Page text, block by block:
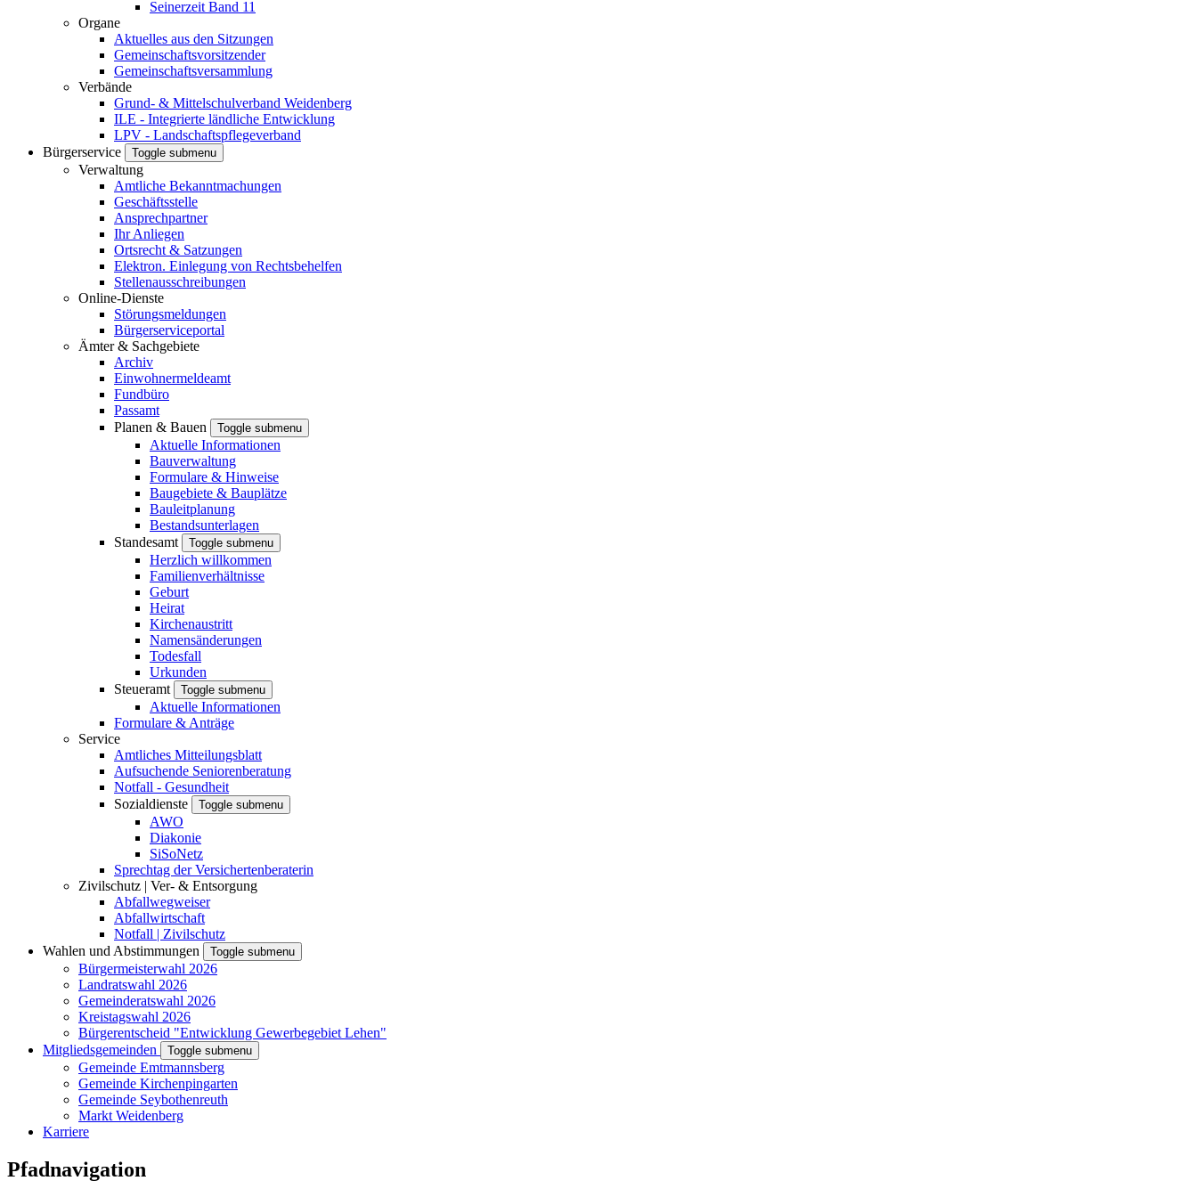
Seinerzeit Band 11
Organe
Aktuelles aus den Sitzungen
Gemeinschaftsvorsitzender
Gemeinschaftsversammlung
Verbände
Grund- & Mittelschulverband Weidenberg
ILE - Integrierte ländliche Entwicklung
LPV - Landschaftspflegeverband
Bürgerservice
Toggle submenu
Verwaltung
Amtliche Bekanntmachungen
Geschäftsstelle
Ansprechpartner
Ihr Anliegen
Ortsrecht & Satzungen
Elektron. Einlegung von Rechtsbehelfen
Stellenausschreibungen
Online-Dienste
Störungsmeldungen
Bürgerserviceportal
Ämter & Sachgebiete
Archiv
Einwohnermeldeamt
Fundbüro
Passamt
Planen & Bauen
Toggle submenu
Aktuelle Informationen
Bauverwaltung
Formulare & Hinweise
Baugebiete & Bauplätze
Bauleitplanung
Bestandsunterlagen
Standesamt
Toggle submenu
Herzlich willkommen
Familienverhältnisse
Geburt
Heirat
Kirchenaustritt
Namensänderungen
Todesfall
Urkunden
Steueramt
Toggle submenu
Aktuelle Informationen
Formulare & Anträge
Service
Amtliches Mitteilungsblatt
Aufsuchende Seniorenberatung
Notfall - Gesundheit
Sozialdienste
Toggle submenu
AWO
Diakonie
SiSoNetz
Sprechtag der Versichertenberaterin
Zivilschutz | Ver- & Entsorgung
Abfallwegweiser
Abfallwirtschaft
Notfall | Zivilschutz
Wahlen und Abstimmungen
Toggle submenu
Bürgermeisterwahl 2026
Landratswahl 2026
Gemeinderatswahl 2026
Kreistagswahl 2026
Bürgerentscheid "Entwicklung Gewerbegebiet Lehen"
Mitgliedsgemeinden
Toggle submenu
Gemeinde Emtmannsberg
Gemeinde Kirchenpingarten
Gemeinde Seybothenreuth
Markt Weidenberg
Karriere
Pfadnavigation